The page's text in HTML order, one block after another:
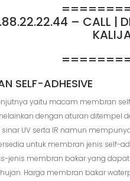
– CALL |
SELF-ADHESIVE
yaitu macam membran
dengan aturan ditempel
UV serta IR namun
untuk membran jenis self-
jenis membran bakar yang
Harga membran bakar